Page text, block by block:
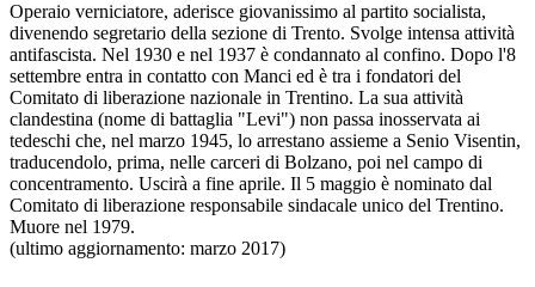
Operaio verniciatore, aderisce giovanissimo al partito socialista,
divenendo segretario della sezione di Trento. Svolge intensa attività
antifascista. Nel 1930 e nel 1937 è condannato al confino. Dopo l'8
settembre entra in contatto con Manci ed è tra i fondatori del
Comitato di liberazione nazionale in Trentino. La sua attività
clandestina (nome di battaglia "Levi") non passa inosservata ai
tedeschi che, nel marzo 1945, lo arrestano assieme a Senio Visentin,
traducendolo, prima, nelle carceri di Bolzano, poi nel campo di
concentramento. Uscirà a fine aprile. Il 5 maggio è nominato dal
Comitato di liberazione responsabile sindacale unico del Trentino.
Muore nel 1979.
(ultimo aggiornamento: marzo 2017)